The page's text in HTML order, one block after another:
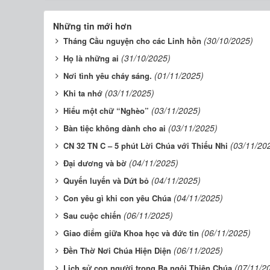
Những tin mới hơn
Tháng Cầu nguyện cho các Linh hồn (30/10/2025)
Họ là những ai (31/10/2025)
Nơi tình yêu cháy sáng. (01/11/2025)
Khi ta nhớ (03/11/2025)
Hiểu một chữ “Nghèo” (03/11/2025)
Bàn tiệc không dành cho ai (03/11/2025)
CN 32 TN C – 5 phút Lời Chúa với Thiếu Nhi (03/11/
Đại dương và bờ (04/11/2025)
Quyến luyến và Dứt bỏ (04/11/2025)
Con yêu gì khi con yêu Chúa (04/11/2025)
Sau cuộc chiến (06/11/2025)
Giao điểm giữa Khoa học và đức tin (06/11/2025)
Đền Thờ Nơi Chúa Hiện Diện (06/11/2025)
(07/11/